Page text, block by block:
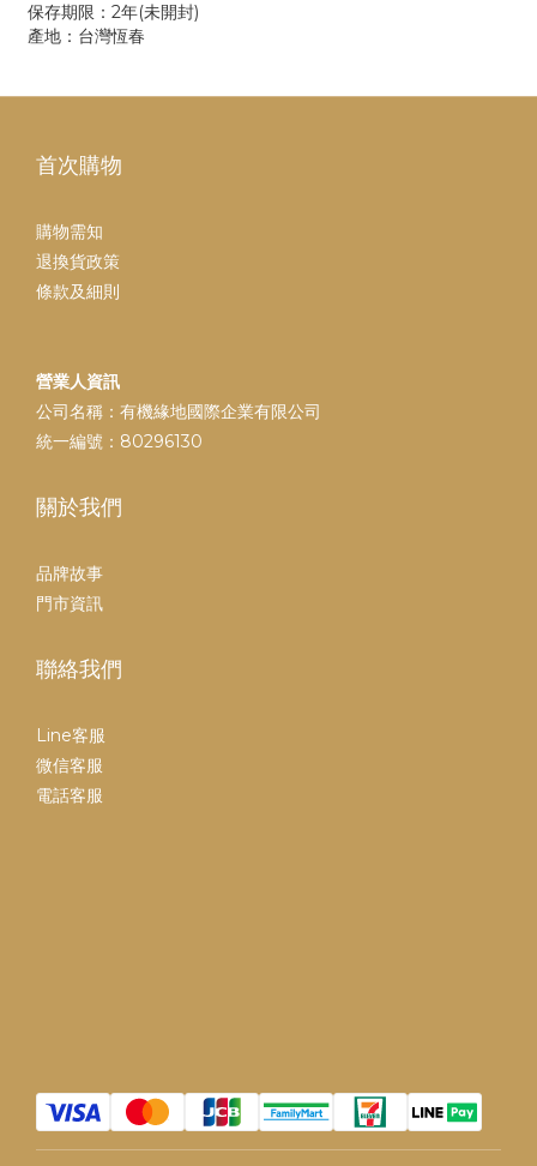
保存期限：2年(未開封)
產地：台灣恆春
首次購物
購物需知
退換貨政策
條款及細則
營業人資訊
公司名稱：有機緣地國際企業有限公司
統一編號：80296130
關於我們
品牌故事
門市資訊
聯絡我們
Line客服
微信客服
電話客服